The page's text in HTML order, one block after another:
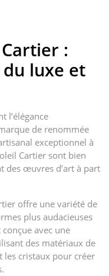
:
du luxe et
l’élégance
de renommée
exceptionnel à
Cartier sont bien
des œuvres d’art à part
offre une variété de
plus audacieuses
avec une
des matériaux de
les cristaux pour créer